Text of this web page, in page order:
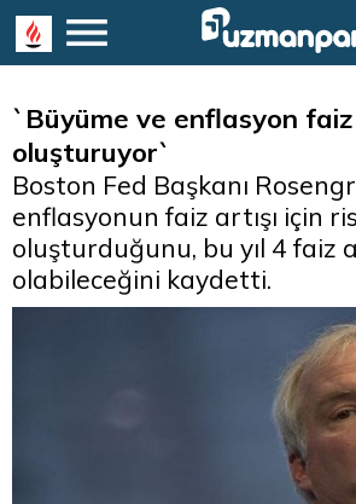
`Büyüme ve enflasyon faiz
oluşturuyor`
Boston Fed Başkanı
enflasyonun faiz artışı için
oluşturduğunu, bu yıl 4 faiz
olabileceğini kaydetti.